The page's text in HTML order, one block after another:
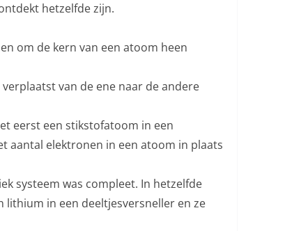
hetzelfde zijn.
om de kern van een atoom heen
van de ene naar de andere
eerst een stikstofatoom in een
aantal elektronen in een atoom in plaats
systeem was compleet. In hetzelfde
lithium in een deeltjesversneller en ze